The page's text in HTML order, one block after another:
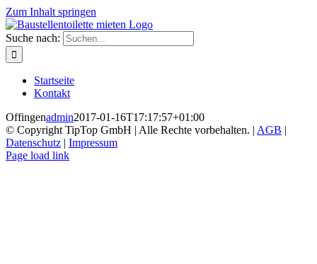
Zum Inhalt springen
Suche nach:
Startseite
Kontakt
Offingenadmin2017-01-16T17:17:57+01:00
© Copyright TipTop GmbH | Alle Rechte vorbehalten. | AGB |
Datenschutz | Impressum
Page load link